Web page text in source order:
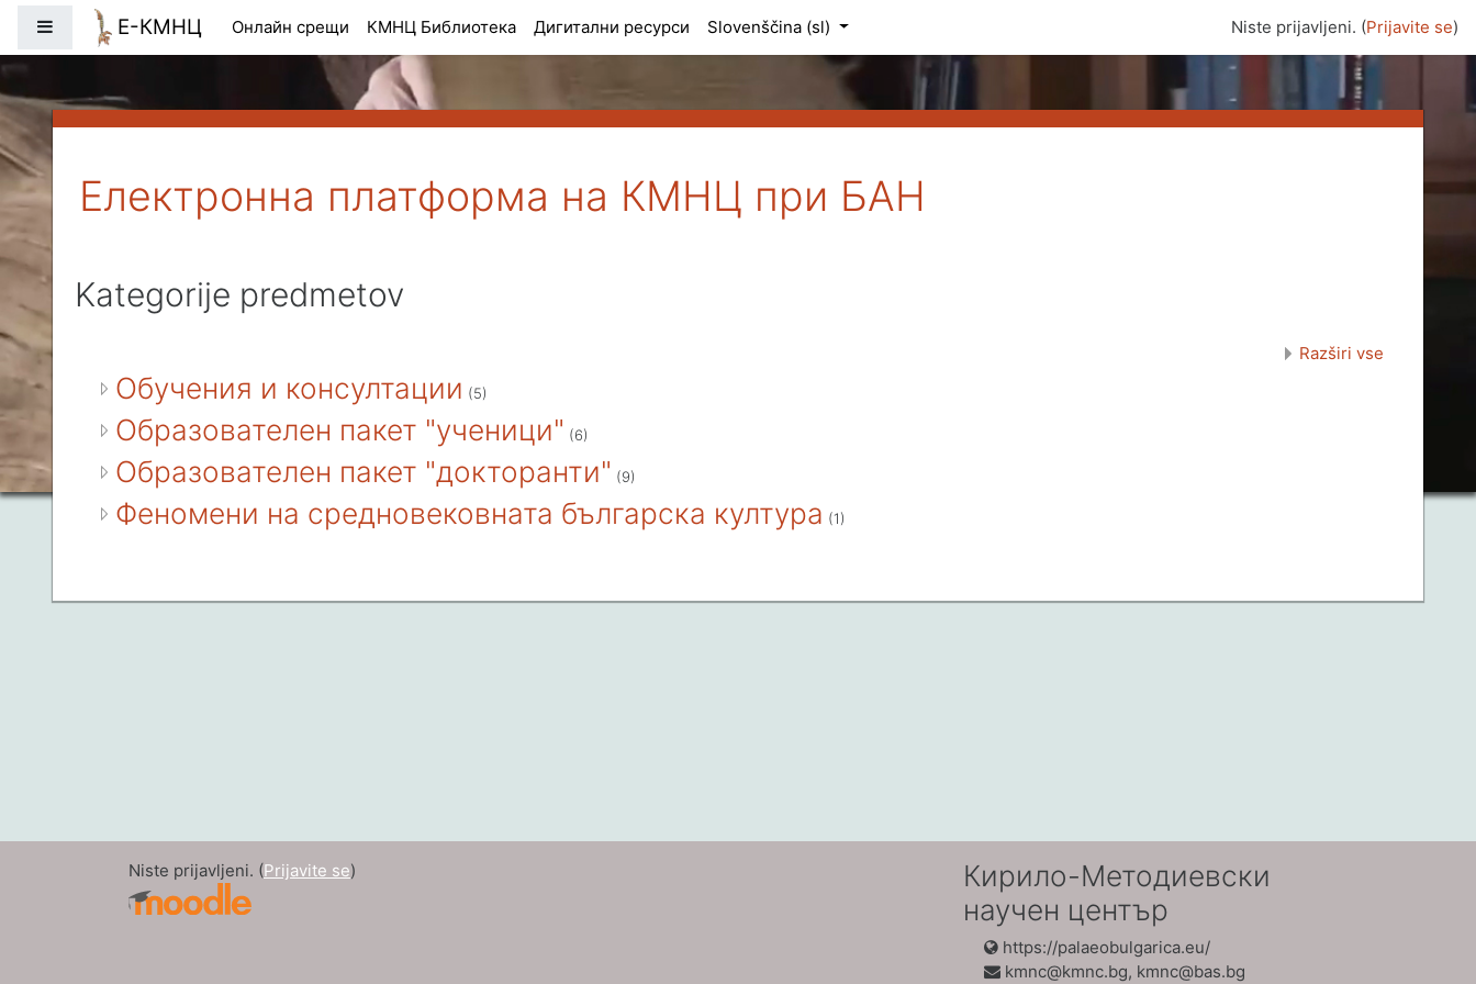
Preskoči na glavno vsebino
Stransko polje
Е-КМНЦ Онлайн срещи КМНЦ Библиотека Дигитални ресурси Slovenščina ‎(sl)‎ Niste prijavljeni. (Prijavite se)
Електронна платформа на КМНЦ при БАН
Kategorije predmetov
Razširi vse
Обучения и консултации (5)
Образователен пакет "ученици" (6)
Образователен пакет "докторанти" (9)
Феномени на средновековната българска култура (1)
Niste prijavljeni. (Prijavite se)
Кирило-Методиевски
научен център
https://palaeobulgarica.eu/
kmnc@kmnc.bg, kmnc@bas.bg